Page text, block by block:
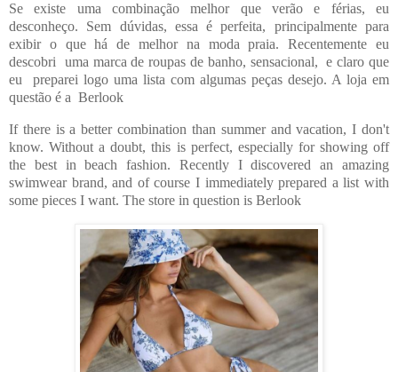
Se existe uma combinação melhor que verão e férias, eu
desconheço. Sem dúvidas, essa é perfeita, principalmente para
exibir o que há de melhor na moda praia.Recentemente eu
descobri uma marca de roupas de banho, sensacional, e claro que
eu preparei logo uma lista com algumas peças desejo. A loja em
questão é a Berlook
If there is a better combination than summer and vacation, I don't
know. Without a doubt, this is perfect, especially for showing off
the best in beach fashion. Recently I discovered an amazing
swimwear brand, and of course I immediately prepared a list with
some pieces I want. The store in question is Berlook